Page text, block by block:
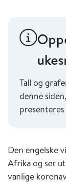
Tall og
denne
presenteres
Den engelske
Afrika og ser
vanlige